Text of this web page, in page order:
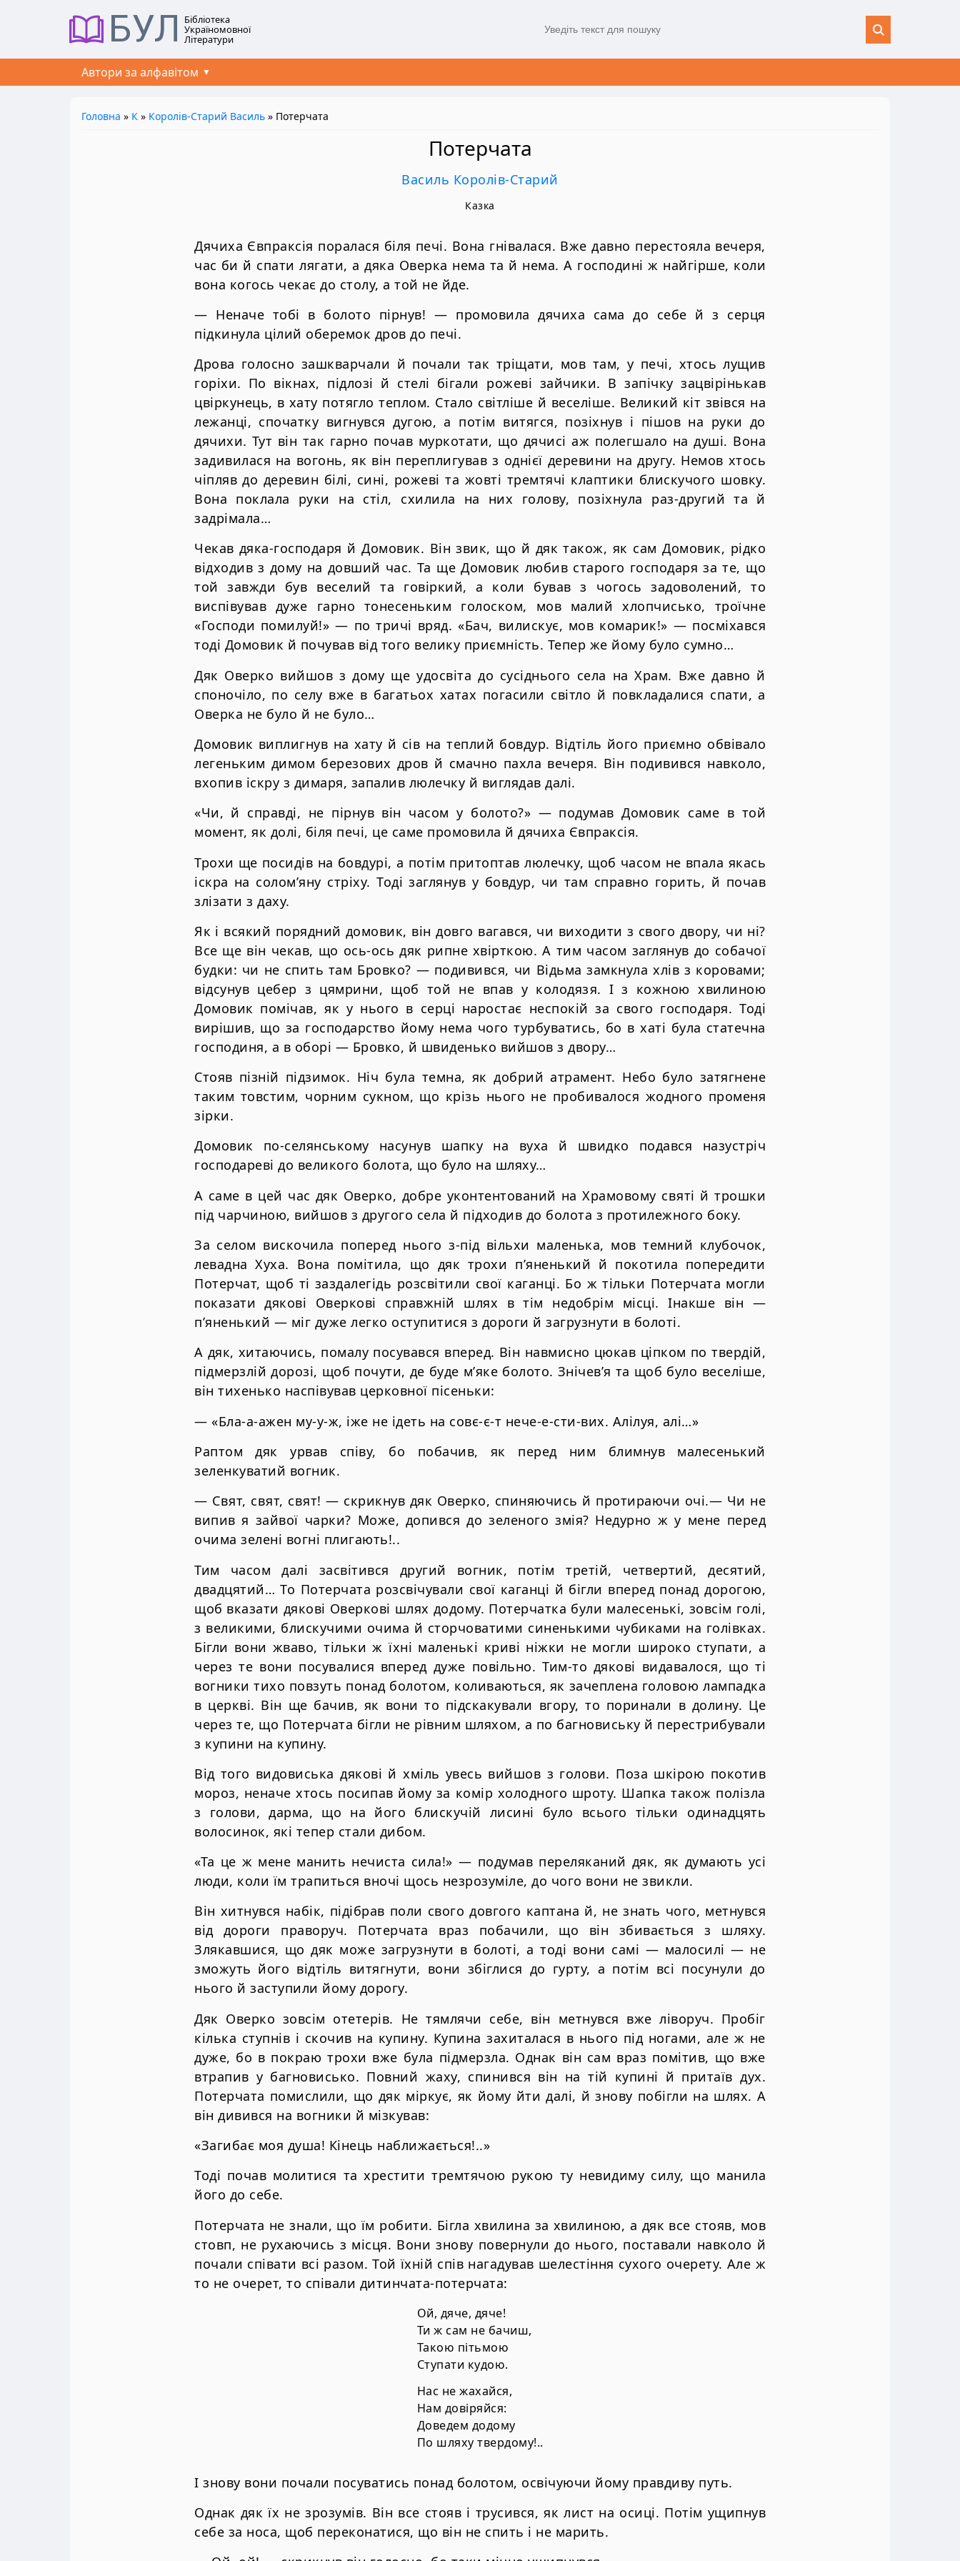
БУЛ Бібліотека
Україномовної
Літератури
Автори за алфавітом
Головна » К » Королів-Старий Василь » Потерчата
Потерчата
Василь Королів-Старий
Казка
Дячиха Євпраксія поралася біля печі. Вона гнівалася. Вже давно перестояла вечеря,
час би й спати лягати, а дяка Оверка нема та й нема. А господині ж найгірше, коли
вона когось чекає до столу, а той не йде.
— Неначе тобі в болото пірнув! — промовила дячиха сама до себе й з серця
підкинула цілий оберемок дров до печі.
Дрова голосно зашкварчали й почали так тріщати, мов там, у печі, хтось лущив
горіхи. По вікнах, підлозі й стелі бігали рожеві зайчики. В запічку зацвірінькав
цвіркунець, в хату потягло теплом. Стало світліше й веселіше. Великий кіт звівся на
лежанці, спочатку вигнувся дугою, а потім витягся, позіхнув і пішов на руки до
дячихи. Тут він так гарно почав муркотати, що дячисі аж полегшало на душі. Вона
задивилася на вогонь, як він переплигував з однієї деревини на другу. Немов хтось
чіпляв до деревин білі, сині, рожеві та жовті тремтячі клаптики блискучого шовку.
Вона поклала руки на стіл, схилила на них голову, позіхнула раз-другий та й
задрімала…
Чекав дяка-господаря й Домовик. Він звик, що й дяк також, як сам Домовик, рідко
відходив з дому на довший час. Та ще Домовик любив старого господаря за те, що
той завжди був веселий та говіркий, а коли бував з чогось задоволений, то
виспівував дуже гарно тонесеньким голоском, мов малий хлопчисько, троїчне
«Господи помилуй!» — по тричі вряд. «Бач, вилискує, мов комарик!» — посміхався
тоді Домовик й почував від того велику приємність. Тепер же йому було сумно…
Дяк Оверко вийшов з дому ще удосвіта до сусіднього села на Храм. Вже давно й
споночіло, по селу вже в багатьох хатах погасили світло й повкладалися спати, а
Оверка не було й не було…
Домовик виплигнув на хату й сів на теплий бовдур. Відтіль його приємно обвівало
легеньким димом березових дров й смачно пахла вечеря. Він подивився навколо,
вхопив іскру з димаря, запалив люлечку й виглядав далі.
«Чи, й справді, не пірнув він часом у болото?» — подумав Домовик саме в той
момент, як долі, біля печі, це саме промовила й дячиха Євпраксія.
Трохи ще посидів на бовдурі, а потім притоптав люлечку, щоб часом не впала якась
іскра на солом’яну стріху. Тоді заглянув у бовдур, чи там справно горить, й почав
злізати з даху.
Як і всякий порядний домовик, він довго вагався, чи виходити з свого двору, чи ні?
Все ще він чекав, що ось-ось дяк рипне хвірткою. А тим часом заглянув до собачої
будки: чи не спить там Бровко? — подивився, чи Відьма замкнула хлів з коровами;
відсунув цебер з цямрини, щоб той не впав у колодязя. І з кожною хвилиною
Домовик помічав, як у нього в серці наростає неспокій за свого господаря. Тоді
вирішив, що за господарство йому нема чого турбуватись, бо в хаті була статечна
господиня, а в оборі — Бровко, й швиденько вийшов з двору…
Стояв пізній підзимок. Ніч була темна, як добрий атрамент. Небо було затягнене
таким товстим, чорним сукном, що крізь нього не пробивалося жодного променя
зірки.
Домовик по-селянському насунув шапку на вуха й швидко подався назустріч
господареві до великого болота, що було на шляху…
А саме в цей час дяк Оверко, добре уконтентований на Храмовому святі й трошки
під чарчиною, вийшов з другого села й підходив до болота з протилежного боку.
За селом вискочила поперед нього з-під вільхи маленька, мов темний клубочок,
левадна Хуха. Вона помітила, що дяк трохи п’яненький й покотила попередити
Потерчат, щоб ті заздалегідь розсвітили свої каганці. Бо ж тільки Потерчата могли
показати дякові Оверкові справжній шлях в тім недобрім місці. Інакше він —
п’яненький — міг дуже легко оступитися з дороги й загрузнути в болоті.
А дяк, хитаючись, помалу посувався вперед. Він навмисно цюкав ціпком по твердій,
підмерзлій дорозі, щоб почути, де буде м’яке болото. Знічев’я та щоб було веселіше,
він тихенько наспівував церковної пісеньки:
— «Бла-а-ажен му-у-ж, іже не ідеть на совє-є-т нече-е-сти-вих. Алілуя, алі…»
Раптом дяк урвав співу, бо побачив, як перед ним блимнув малесенький
зеленкуватий вогник.
— Свят, свят, свят! — скрикнув дяк Оверко, спиняючись й протираючи очі.— Чи не
випив я зайвої чарки? Може, допився до зеленого змія? Недурно ж у мене перед
очима зелені вогні плигають!..
Тим часом далі засвітився другий вогник, потім третій, четвертий, десятий,
двадцятий… То Потерчата розсвічували свої каганці й бігли вперед понад дорогою,
щоб вказати дякові Оверкові шлях додому. Потерчатка були малесенькі, зовсім голі,
з великими, блискучими очима й сторчоватими синенькими чубиками на голівках.
Бігли вони жваво, тільки ж їхні маленькі криві ніжки не могли широко ступати, а
через те вони посувалися вперед дуже повільно. Тим-то дякові видавалося, що ті
вогники тихо повзуть понад болотом, коливаються, як зачеплена головою лампадка
в церкві. Він ще бачив, як вони то підскакували вгору, то поринали в долину. Це
через те, що Потерчата бігли не рівним шляхом, а по багновиську й перестрибували
з купини на купину.
Від того видовиська дякові й хміль увесь вийшов з голови. Поза шкірою покотив
мороз, неначе хтось посипав йому за комір холодного шроту. Шапка також полізла
з голови, дарма, що на його блискучій лисині було всього тільки одинадцять
волосинок, які тепер стали дибом.
«Та це ж мене манить нечиста сила!» — подумав переляканий дяк, як думають усі
люди, коли їм трапиться вночі щось незрозуміле, до чого вони не звикли.
Він хитнувся набік, підібрав поли свого довгого каптана й, не знать чого, метнувся
від дороги праворуч. Потерчата враз побачили, що він збивається з шляху.
Злякавшися, що дяк може загрузнути в болоті, а тоді вони самі — малосилі — не
зможуть його відтіль витягнути, вони збіглися до гурту, а потім всі посунули до
нього й заступили йому дорогу.
Дяк Оверко зовсім отетерів. Не тямлячи себе, він метнувся вже ліворуч. Пробіг
кілька ступнів і скочив на купину. Купина захиталася в нього під ногами, але ж не
дуже, бо в покраю трохи вже була підмерзла. Однак він сам враз помітив, що вже
втрапив у багновисько. Повний жаху, спинився він на тій купині й притаїв дух.
Потерчата помислили, що дяк міркує, як йому йти далі, й знову побігли на шлях. А
він дивився на вогники й мізкував:
«Загибає моя душа! Кінець наближається!..»
Тоді почав молитися та хрестити тремтячою рукою ту невидиму силу, що манила
його до себе.
Потерчата не знали, що їм робити. Бігла хвилина за хвилиною, а дяк все стояв, мов
стовп, не рухаючись з місця. Вони знову повернули до нього, поставали навколо й
почали співати всі разом. Той їхній спів нагадував шелестіння сухого очерету. Але ж
то не очерет, то співали дитинчата-потерчата:
Ой, дяче, дяче!
Ти ж сам не бачиш,
Такою пітьмою
Ступати кудою.
Нас не жахайся,
Нам довіряйся:
Доведем додому
По шляху твердому!..
І знову вони почали посуватись понад болотом, освічуючи йому правдиву путь.
Однак дяк їх не зрозумів. Він все стояв і трусився, як лист на осиці. Потім ущипнув
себе за носа, щоб переконатися, що він не спить і не марить.